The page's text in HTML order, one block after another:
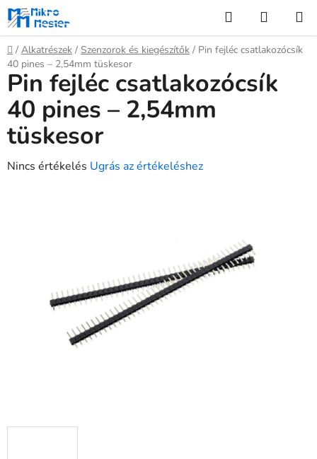
Ugrás
fő
tartalomhoz
KeresésKOSÁR
Kezdőlap
/ Alkatrészek / Szenzorok és kiegészítők / Pin fejléc csatlakozócsík
40 pines – 2,54mm tüskesor
Pin fejléc csatlakozócsík
40 pines – 2,54mm
tüskesor
A
Nincs értékelés Ugrás az értékeléshez